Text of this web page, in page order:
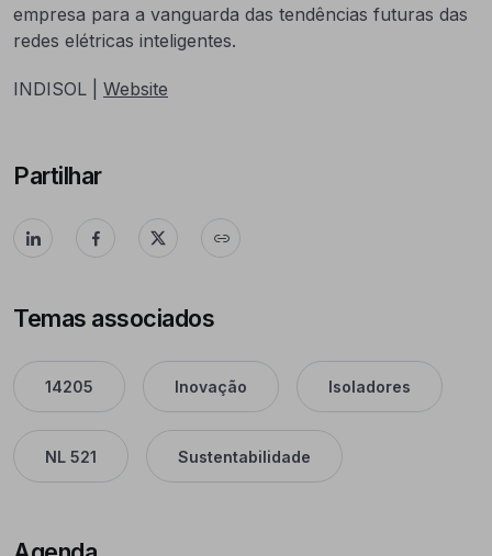
empresa para a vanguarda das tendências futuras das
redes elétricas inteligentes.
INDISOL | Website
Partilhar
Temas associados
14205 Inovação Isoladores
NL 521 Sustentabilidade